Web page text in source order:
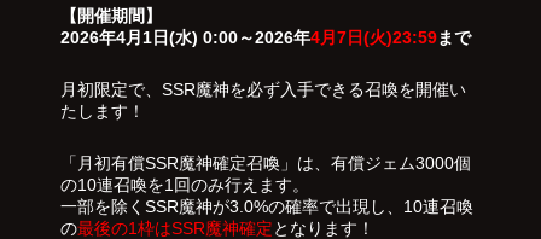
【開催期間】
2026年4月1日(水) 0:00～2026年4月7日(火)23:59まで
月初限定で、SSR魔神を必ず入手できる召喚を開催い
たします！
「月初有償SSR魔神確定召喚」は、有償ジェム3000個
の10連召喚を1回のみ行えます。
一部を除くSSR魔神が3.0%の確率で出現し、10連召喚
の最後の1枠はSSR魔神確定となります！